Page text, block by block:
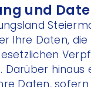
und
Ihre Daten,
Darüber
Daten,